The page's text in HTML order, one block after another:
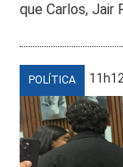
que Carlos, Jair
POLÍTICA